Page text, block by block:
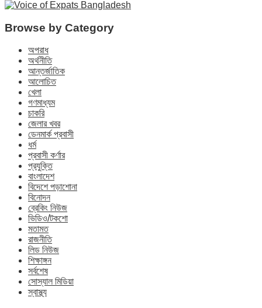
Browse by Category
অপরাধ
অর্থনীতি
আন্তর্জাতিক
আলোচিত
খেলা
গণমাধ্যম
চাকরি
জেলার খবর
ডেনমার্ক প্রবাসী
ধর্ম
প্রবাসী কর্ণার
প্রযুক্তি
বাংলাদেশ
বিদেশে পড়াশোনা
বিনোদন
ব্রেকিং নিউজ
ভিডিও/টকশো
মতামত
রাজনীতি
লিড নিউজ
শিক্ষাঙ্গন
সর্বশেষ
সোস্যাল মিডিয়া
স্বাস্থ্য